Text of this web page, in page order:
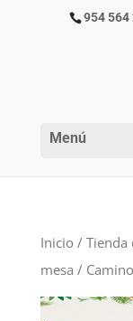
954 564
Inicio / Tienda
mesa /